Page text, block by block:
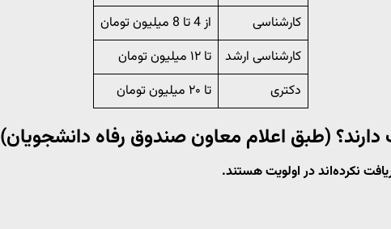
کارشناسی
از 4 تا 8 میلیون تومان
کارشناسی ارشد
تا ۱۲ میلیون تومان
دکتری
تا ۲۰ میلیون تومان
(طبق اعلام معاون صندوق رفاه دانشجویان)
نکرده‌اند در اولویت هستند.